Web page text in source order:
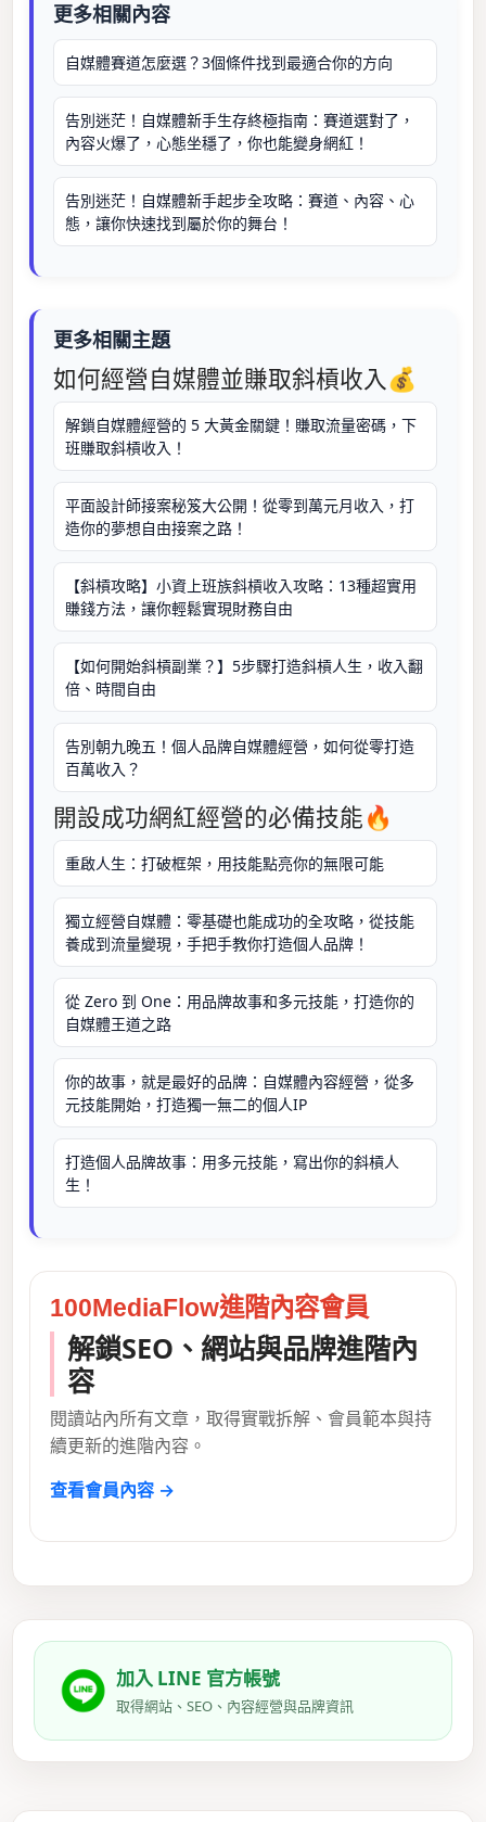
更多相關內容
自媒體賽道怎麼選？3個條件找到最適合你的方向
告別迷茫！自媒體新手生存終極指南：賽道選對了，
內容火爆了，心態坐穩了，你也能變身網紅！
告別迷茫！自媒體新手起步全攻略：賽道、內容、心
態，讓你快速找到屬於你的舞台！
更多相關主題
如何經營自媒體並賺取斜槓收入💰
解鎖自媒體經營的 5 大黃金關鍵！賺取流量密碼，下
班賺取斜槓收入！
平面設計師接案秘笈大公開！從零到萬元月收入，打
造你的夢想自由接案之路！
【斜槓攻略】小資上班族斜槓收入攻略：13種超實用
賺錢方法，讓你輕鬆實現財務自由
【如何開始斜槓副業？】5步驟打造斜槓人生，收入翻
倍、時間自由
告別朝九晚五！個人品牌自媒體經營，如何從零打造
百萬收入？
開設成功網紅經營的必備技能🔥
重啟人生：打破框架，用技能點亮你的無限可能
獨立經營自媒體：零基礎也能成功的全攻略，從技能
養成到流量變現，手把手教你打造個人品牌！
從 Zero 到 One：用品牌故事和多元技能，打造你的
自媒體王道之路
你的故事，就是最好的品牌：自媒體內容經營，從多
元技能開始，打造獨一無二的個人IP
打造個人品牌故事：用多元技能，寫出你的斜槓人
生！
100MediaFlow進階內容會員
解鎖SEO、網站與品牌進階內
容
閱讀站內所有文章，取得實戰拆解、會員範本與持
續更新的進階內容。
查看會員內容 →
加入 LINE 官方帳號
取得網站、SEO、內容經營與品牌資訊